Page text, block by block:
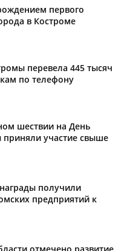
первого
в Костроме
перевела 445 тысяч
по телефону
шествии на День
приняли участие свыше
получили
предприятий к
отмечено развитие